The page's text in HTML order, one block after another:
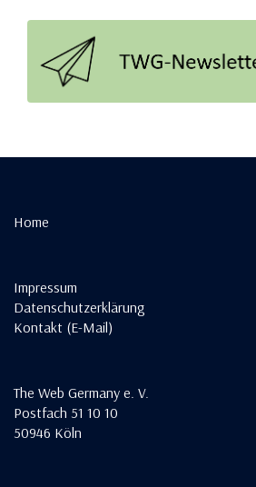
Home
Impressum
Datenschutzerklärung
Kontakt (E-Mail)
The Web Germany e. V.
Postfach 51 10 10
50946 Köln